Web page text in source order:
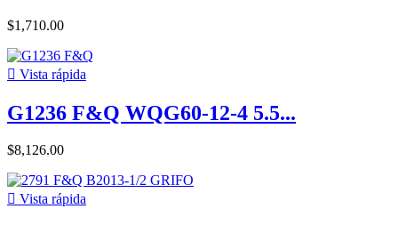
$1,710.00
 Vista rápida
G1236 F&Q WQG60-12-4 5.5...
$8,126.00
 Vista rápida